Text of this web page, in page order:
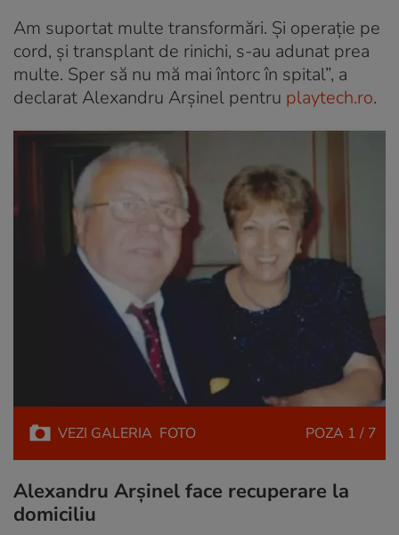
Am suportat multe transformări. Și operație pe
cord, și transplant de rinichi, s-au adunat prea
multe. Sper să nu mă mai întorc în spital”, a
declarat Alexandru Arșinel pentru playtech.ro.
VEZI GALERIA FOTO POZA 1 / 7
Alexandru Arșinel face recuperare la
domiciliu